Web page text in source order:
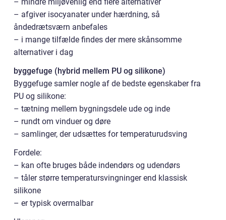
– afgiver isocyanater under hærdning, så
åndedrætsværn anbefales
– i mange tilfælde findes der mere skånsomme
alternativer i dag
byggefuge (hybrid mellem PU og silikone)
Byggefuge samler nogle af de bedste egenskaber fra
PU og silikone:
– tætning mellem bygningsdele ude og inde
– rundt om vinduer og døre
– samlinger, der udsættes for temperaturudsving
Fordele:
– kan ofte bruges både indendørs og udendørs
– tåler større temperatursvingninger end klassisk
silikone
– er typisk overmalbar